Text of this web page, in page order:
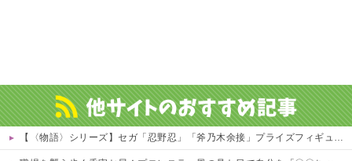
【〈物語〉シリーズ】セガ「忍野忍」「斧乃木余接」プライズフィギュア【彩色原型公開】